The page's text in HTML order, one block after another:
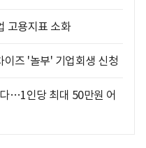
고용지표 소화
즈 '놀부' 기업회생 신청
…1인당 최대 50만원 어